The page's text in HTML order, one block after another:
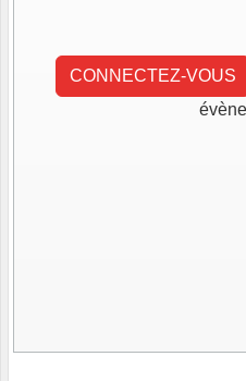
CONNECTEZ-VOUS